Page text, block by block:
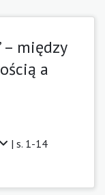
– między
a
| s. 1-14